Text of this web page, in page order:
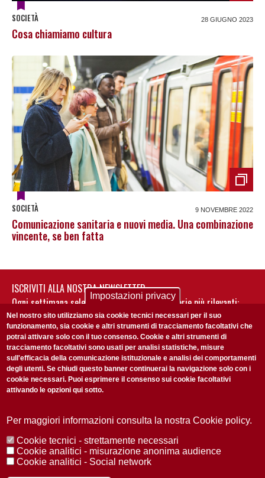
SOCIETÀ 28 GIUGNO 2023
Cosa chiamiamo cultura
SOCIETÀ 9 NOVEMBRE 2022
Comunicazione sanitaria e nuovi media. Una combinazione
vincente, se ben fatta
ISCRIVITI ALLA NOSTRA NEWSLETTER
Ogni settimana selezioniamo per te nostre storie più rilevanti:
non perderti gli aggiornamenti della nostra newsletter
Accetto laPrivacy Policy
Redazione Copyright Privacy
Area stampa
© 2025 Università di Padova
Impostazioni privacy
Nel nostro sito utilizziamo sia cookie tecnici necessari per il suo
funzionamento, sia cookie e altri strumenti di tracciamento facoltativi che
potrai attivare solo con il tuo consenso. Cookie e altri strumenti di
tracciamento facoltativi sono usati per analisi statistiche, misure
sull'efficacia della comunicazione istituzionale e analisi dei comportamenti
degli utenti. Se chiudi questo banner continuerai la navigazione solo con i
cookie necessari. Puoi esprimere il consenso sui cookie facoltativi
attivando le opzioni qui sotto.
Per maggiori informazioni consulta la nostra Cookie policy.
Cookie tecnici - strettamente necessari
Cookie analitici - misurazione anonima audience
Cookie analitici - Social network